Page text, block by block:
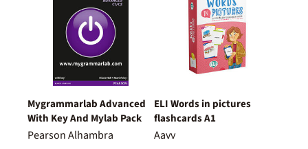
Mygrammarlab Advanced
With Key And Mylab Pack
Pearson Alhambra
ELI Words in pictures
flashcards A1
Aavv